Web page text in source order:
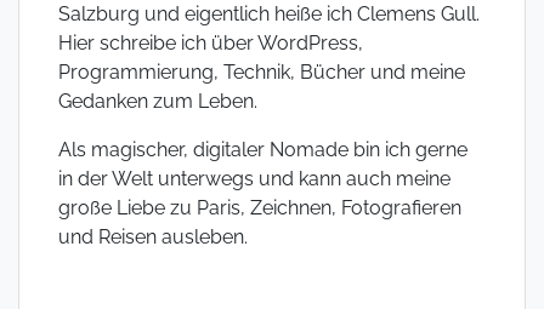
Salzburg und eigentlich heiße ich Clemens Gull.
Hier schreibe ich über WordPress,
Programmierung, Technik, Bücher und meine
Gedanken zum Leben.
Als magischer, digitaler Nomade bin ich gerne
in der Welt unterwegs und kann auch meine
große Liebe zu Paris, Zeichnen, Fotografieren
und Reisen ausleben.